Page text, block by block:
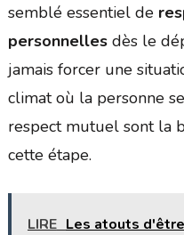
semblé essentiel de
personnellesdès le
jamais forcer une
climat où la personne
respect mutuel sont la
cette étape.
LIRE Les atouts